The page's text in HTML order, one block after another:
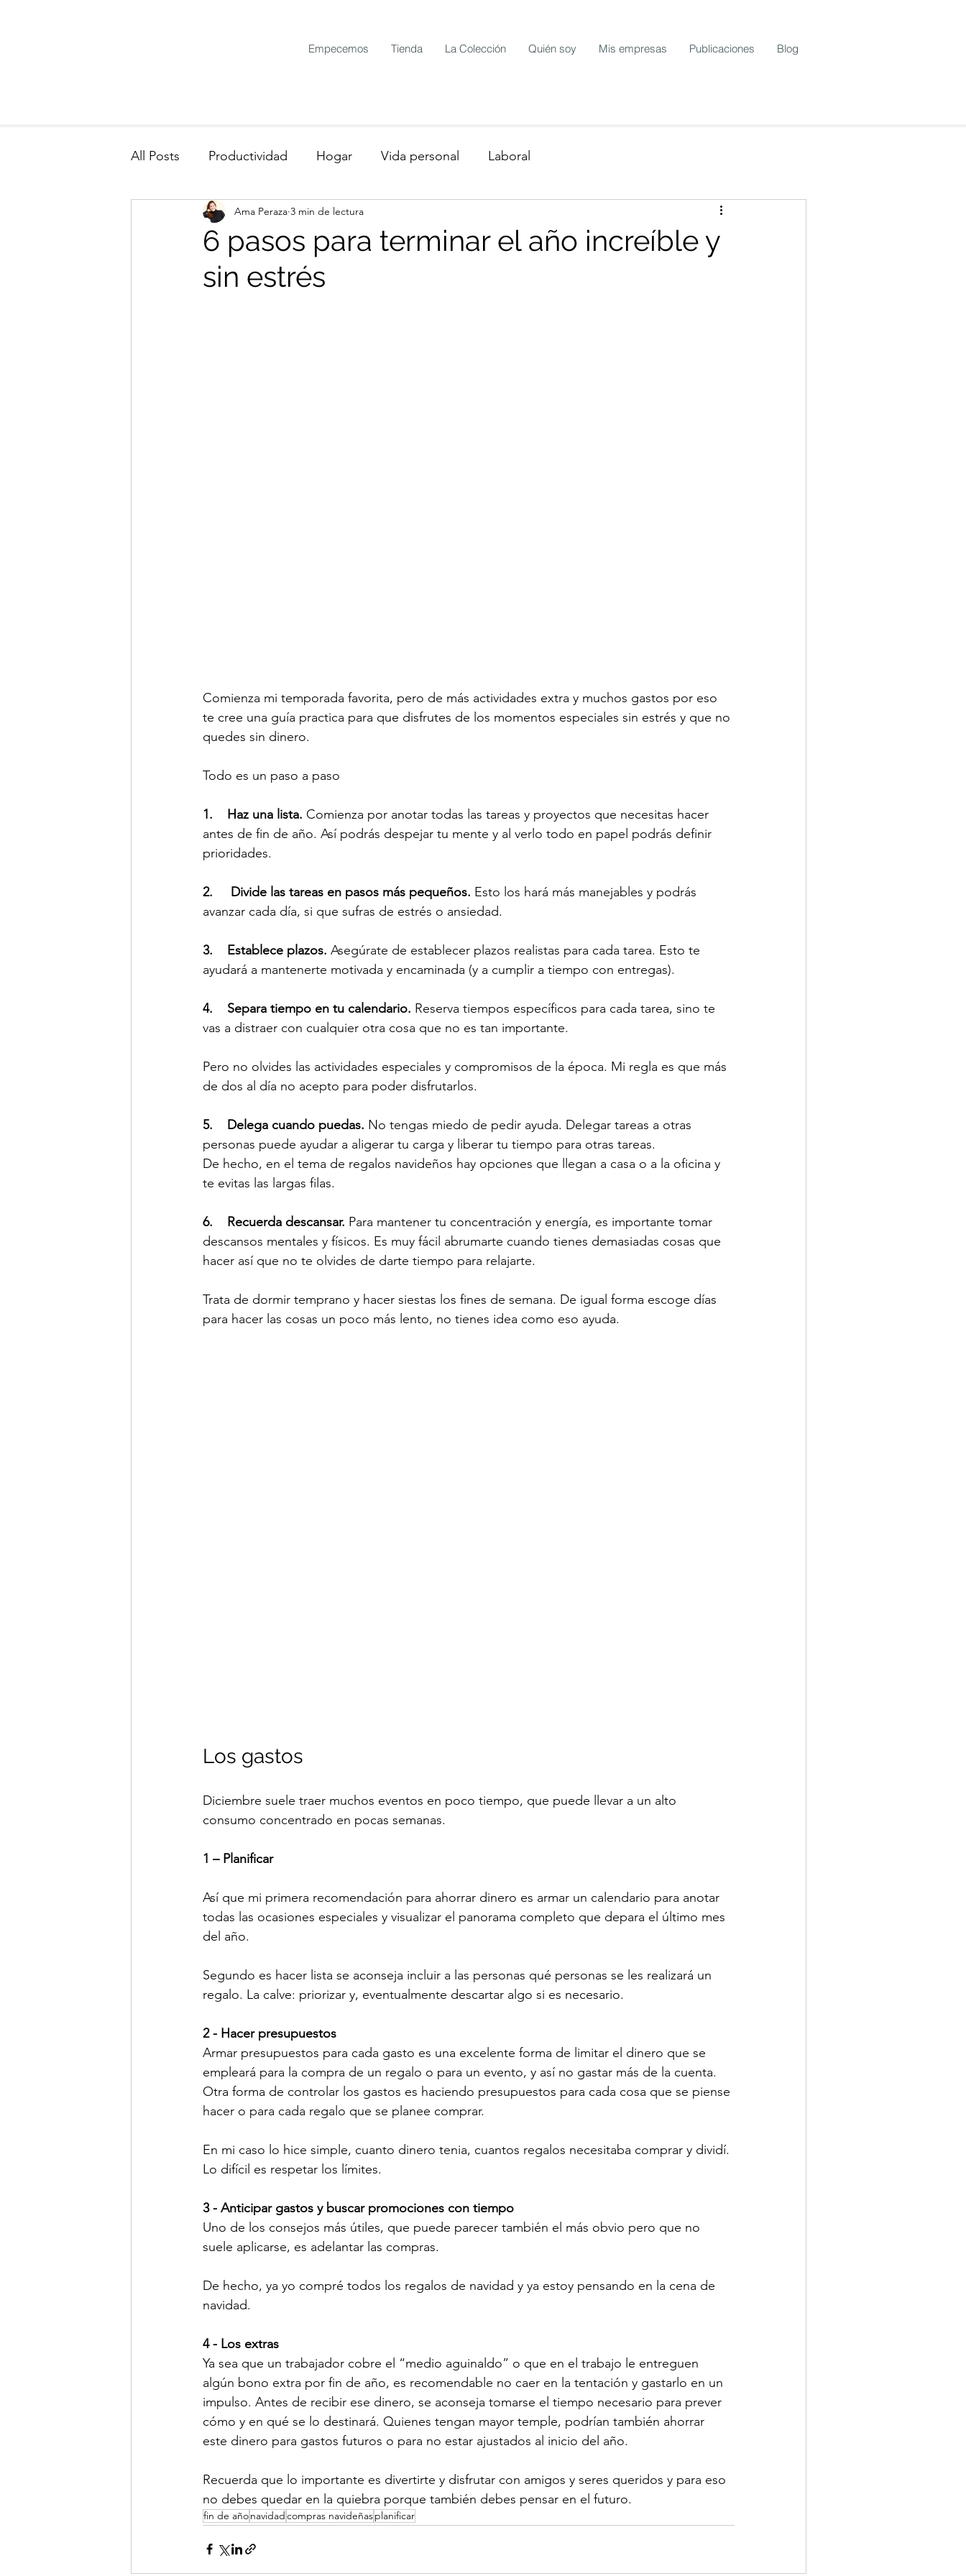
Empecemos Tienda La Colección Quién soy Mis empresas Publicaciones Blog
All Posts Productividad Hogar Vida personal Laboral
6 pasos para terminar el año increíble y
sin estrés
Ama Peraza 3 min de lectura
Comienza mi temporada favorita, pero de más actividades extra y muchos gastos por eso
te cree una guía practica para que disfrutes de los momentos especiales sin estrés y que no
quedes sin dinero.
Todo es un paso a paso
1.    Haz una lista. Comienza por anotar todas las tareas y proyectos que necesitas hacer
antes de fin de año. Así podrás despejar tu mente y al verlo todo en papel podrás definir
prioridades.
2.     Divide las tareas en pasos más pequeños. Esto los hará más manejables y podrás
avanzar cada día, si que sufras de estrés o ansiedad.
3.    Establece plazos. Asegúrate de establecer plazos realistas para cada tarea. Esto te
ayudará a mantenerte motivada y encaminada (y a cumplir a tiempo con entregas).
4.    Separa tiempo en tu calendario. Reserva tiempos específicos para cada tarea, sino te
vas a distraer con cualquier otra cosa que no es tan importante.
Pero no olvides las actividades especiales y compromisos de la época. Mi regla es que más
de dos al día no acepto para poder disfrutarlos.
5.    Delega cuando puedas. No tengas miedo de pedir ayuda. Delegar tareas a otras
personas puede ayudar a aligerar tu carga y liberar tu tiempo para otras tareas.
De hecho, en el tema de regalos navideños hay opciones que llegan a casa o a la oficina y
te evitas las largas filas.
6.    Recuerda descansar. Para mantener tu concentración y energía, es importante tomar
descansos mentales y físicos. Es muy fácil abrumarte cuando tienes demasiadas cosas que
hacer así que no te olvides de darte tiempo para relajarte.
Trata de dormir temprano y hacer siestas los fines de semana. De igual forma escoge días
para hacer las cosas un poco más lento, no tienes idea como eso ayuda.
Los gastos
Diciembre suele traer muchos eventos en poco tiempo, que puede llevar a un alto
consumo concentrado en pocas semanas.
1 – Planificar
Así que mi primera recomendación para ahorrar dinero es armar un calendario para anotar
todas las ocasiones especiales y visualizar el panorama completo que depara el último mes
del año.
Segundo es hacer lista se aconseja incluir a las personas qué personas se les realizará un
regalo. La calve: priorizar y, eventualmente descartar algo si es necesario.
2 - Hacer presupuestos
Armar presupuestos para cada gasto es una excelente forma de limitar el dinero que se
empleará para la compra de un regalo o para un evento, y así no gastar más de la cuenta.
Otra forma de controlar los gastos es haciendo presupuestos para cada cosa que se piense
hacer o para cada regalo que se planee comprar.
En mi caso lo hice simple, cuanto dinero tenia, cuantos regalos necesitaba comprar y dividí.
Lo difícil es respetar los límites.
3 - Anticipar gastos y buscar promociones con tiempo
Uno de los consejos más útiles, que puede parecer también el más obvio pero que no
suele aplicarse, es adelantar las compras.
De hecho, ya yo compré todos los regalos de navidad y ya estoy pensando en la cena de
navidad.
4 - Los extras
Ya sea que un trabajador cobre el “medio aguinaldo” o que en el trabajo le entreguen
algún bono extra por fin de año, es recomendable no caer en la tentación y gastarlo en un
impulso. Antes de recibir ese dinero, se aconseja tomarse el tiempo necesario para prever
cómo y en qué se lo destinará. Quienes tengan mayor temple, podrían también ahorrar
este dinero para gastos futuros o para no estar ajustados al inicio del año.
Recuerda que lo importante es divertirte y disfrutar con amigos y seres queridos y para eso
no debes quedar en la quiebra porque también debes pensar en el futuro.
fin de añonavidadcompras navideñasplanificar